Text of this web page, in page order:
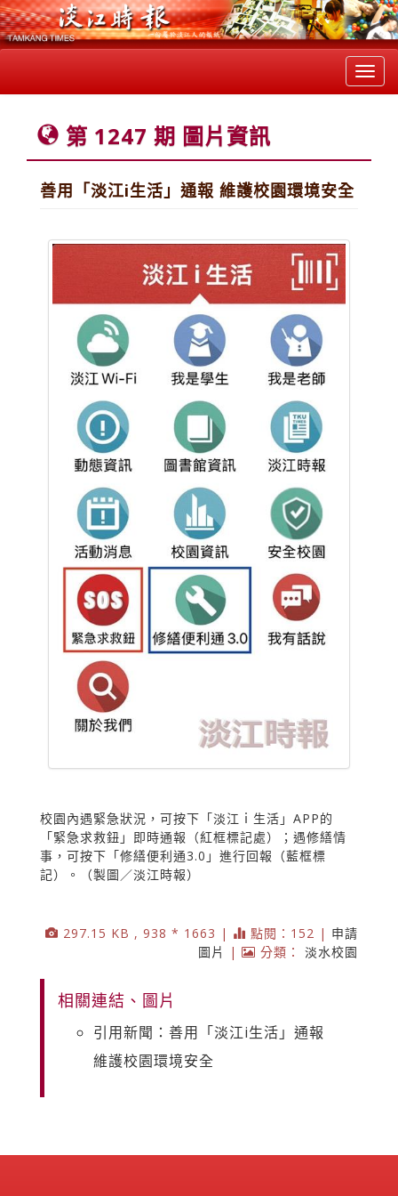
第 1247 期 圖片資訊
善用「淡江i生活」通報 維護校園環境安全
校園內遇緊急狀況，可按下「淡江ｉ生活」APP的
「緊急求救鈕」即時通報（紅框標記處）；遇修繕情
事，可按下「修繕便利通3.0」進行回報（藍框標
記）。（製圖／淡江時報）
297.15 KB , 938 * 1663 | 點閱：152 | 申請
圖片
| 分類： 淡水校園
相關連結、圖片
引用新聞：善用「淡江i生活」通報
維護校園環境安全